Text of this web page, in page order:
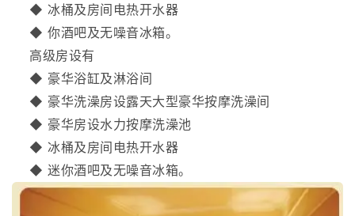
◆ 冰桶及房间电热开水器
◆ 你酒吧及无噪音冰箱。
高级房设有
◆ 豪华浴缸及淋浴间
◆ 豪华洗澡房设露天大型豪华按摩洗澡间
◆ 豪华房设水力按摩洗澡池
◆ 冰桶及房间电热开水器
◆ 迷你酒吧及无噪音冰箱。